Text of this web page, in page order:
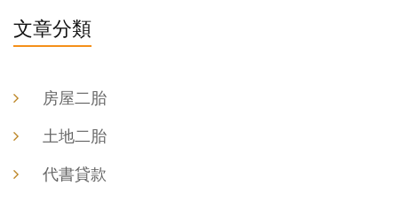
文章分類
房屋二胎
土地二胎
代書貸款